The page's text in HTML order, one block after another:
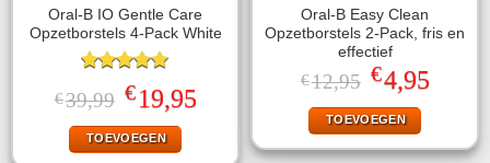
Oral-B IO Gentle Care
Opzetborstels 4-Pack White
Gewaardeerd
5.00uit 5
€39,99 Oorspronkelijke
prijs
was:
€39,99.
€19,95Huidige
prijs
TOEVOEGEN
Oral-B Easy Clean
Opzetborstels 2-Pack, fris en
effectief
€12,95 Oorspronkelijke
prijs
was:
€12,95.
€4,95Huidige
prijs
TOEVOEGEN